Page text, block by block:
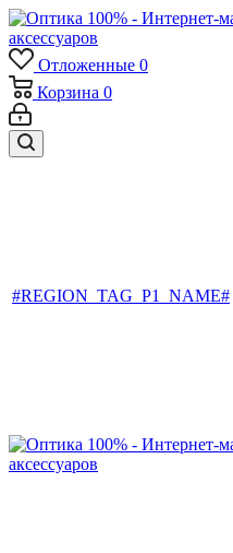
Отложенные 0
Корзина 0
#REGION_TAG_P1_NAME#